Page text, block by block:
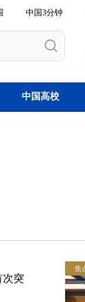
中国3分钟
中国高校
次突